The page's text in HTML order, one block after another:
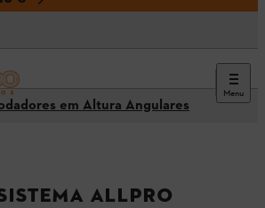
Menu
em Altura Angulares
ALLPRO